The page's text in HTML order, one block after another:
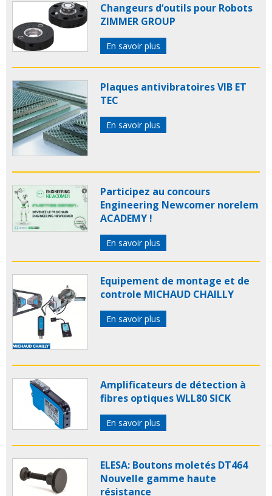
Changeurs d‘outils pour Robots
ZIMMER GROUP
En savoir plus
Plaques antivibratoires VIB ET
TEC
En savoir plus
Participez au concours
Engineering Newcomer norelem
ACADEMY !
En savoir plus
Equipement de montage et de
controle MICHAUD CHAILLY
En savoir plus
Amplificateurs de détection à
fibres optiques WLL80 SICK
En savoir plus
ELESA: Boutons moletés DT464
Nouvelle gamme haute
résistance